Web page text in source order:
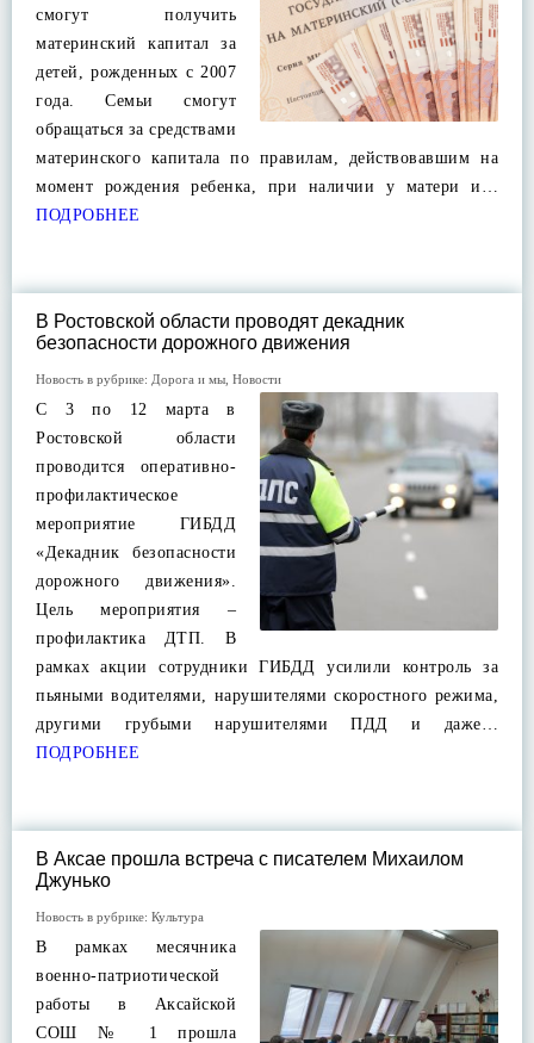
смогут получить
материнский капитал за
детей, рожденных с 2007
года. Семьи смогут
обращаться за средствами
материнского капитала по правилам, действовавшим на
момент рождения ребенка, при наличии у матери и…
ПОДРОБНЕЕ
В Ростовской области проводят декадник
безопасности дорожного движения
Новость в рубрике: Дорога и мы Новости
С 3 по 12 марта в
Ростовской области
проводится оперативно-
профилактическое
мероприятие ГИБДД
«Декадник безопасности
дорожного движения».
Цель мероприятия –
профилактика ДТП. В
рамках акции сотрудники ГИБДД усилили контроль за
пьяными водителями, нарушителями скоростного режима,
другими грубыми нарушителями ПДД и даже…
ПОДРОБНЕЕ
В Аксае прошла встреча с писателем Михаилом
Джунько
Новость в рубрике: Культура
В рамках месячника
военно-патриотической
работы в Аксайской
СОШ № 1 прошла